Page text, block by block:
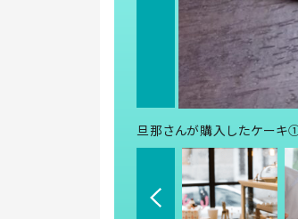
旦那さんが購入したケーキ